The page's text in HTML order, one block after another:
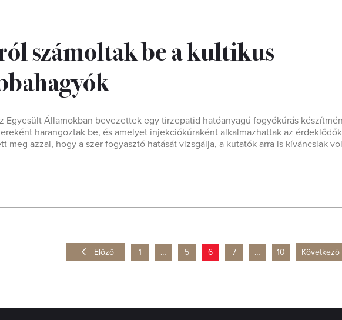
számoltak be a kultikus
Egyesült Államokban bevezettek egy tirzepatid hatóanyagú fogyókúrás
harangoztak be, és amelyet injekciókúraként alkalmazhattak az
meg azzal, hogy a szer fogyasztó hatását vizsgálja, a kutatók arra is kíváncsiak
Előző 1 … 5 6 7 … 10 Következő